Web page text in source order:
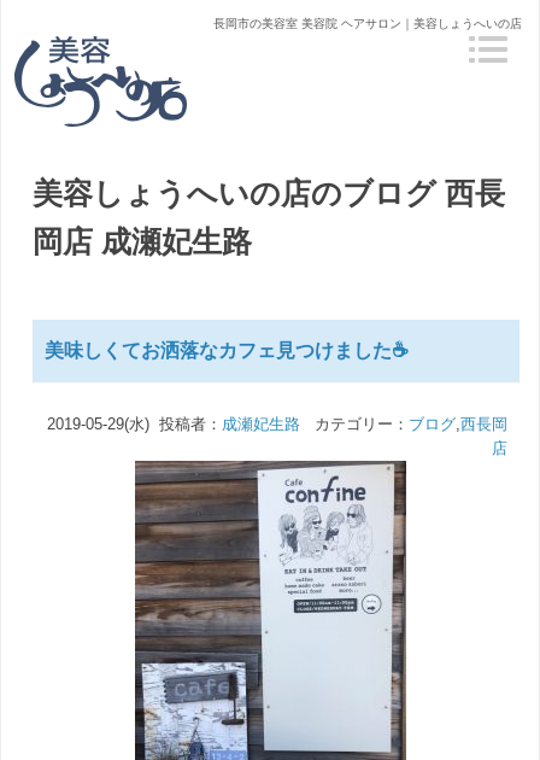
長岡市の美容室 美容院 ヘアサロン｜美容しょうへいの店
美容しょうへいの店のブログ西長
岡店 成瀬妃生路
美味しくてお洒落なカフェ見つけました☕️
2019-05-29(水) 投稿者： 成瀬妃生路カテゴリー： ブログ,西長岡
店